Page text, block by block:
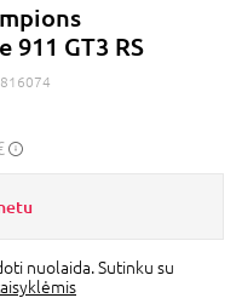
911 GT3 RS
nuolaida. Sutinku su